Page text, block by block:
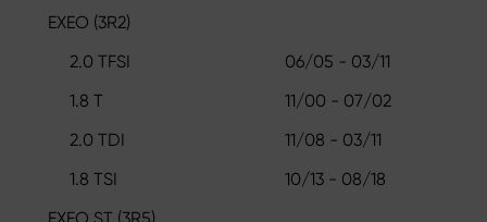
EXEO (3R2)
2.0 TFSI
06/05 - 03/11
1.8 T
11/00 - 07/02
2.0 TDI
11/08 - 03/11
1.8 TSI
10/13 - 08/18
EXEO ST (3R5)